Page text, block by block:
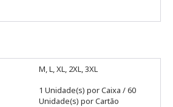
M, L, XL, 2XL, 3XL
1 Unidade(s) por Caixa / 60
Unidade(s) por Cartão